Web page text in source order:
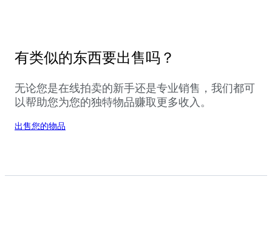
有类似的东西要出售吗？
无论您是在线拍卖的新手还是专业销售，我们都可
以帮助您为您的独特物品赚取更多收入。
出售您的物品